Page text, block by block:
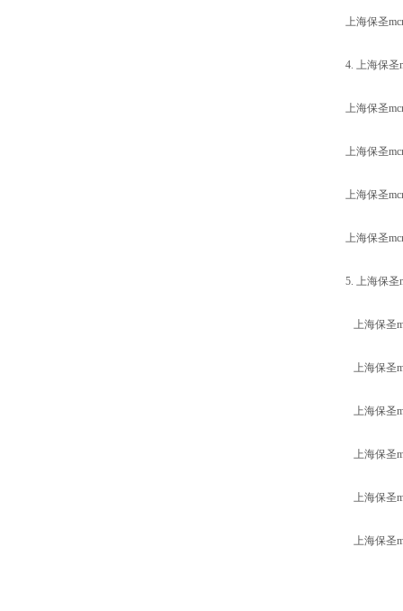
上海保圣
4. 上海保圣
上海保圣
上海保圣
上海保圣
上海保圣
5. 上海保圣
上海保圣
上海保圣
上海保圣
上海保圣
上海保圣
上海保圣